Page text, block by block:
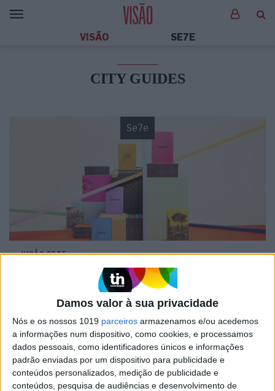
Damos valor à sua privacidade
Nós e os nossos 1019 parceiros armazenamos e/ou acedemos
a informações num dispositivo, como cookies, e processamos
dados pessoais, como identificadores únicos e informações
padrão enviadas por um dispositivo para publicidade e
conteúdos personalizados, medição de publicidade e
conteúdos, pesquisa de audiências e desenvolvimento de
VISÃO SE7E
CITY GUIDES
Se7e
VISÃO SETE
Louis Vuitton City Guides:
Companheiros de viagem, em
versão papel ou digital
A comemorar 20 anos, a coleção de guias da
cidade da Louis Vuitton foi revista e atualizada.
Em Paris há novas moradas para descobrir, assim
como em Banguecoque, Chicago, Istanbul, Los
Angeles, Madrid, Miami, Rio de Janeiro, Roma,
Xangai e Veneza. Boa viagem